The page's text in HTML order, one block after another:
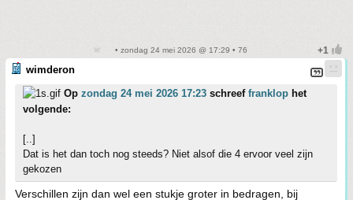
• zondag 24 mei 2026 @ 17:29 • 76
wimderon
Op zondag 24 mei 2026 17:23 schreef franklop het
volgende:
[..]
Dat is het dan toch nog steeds? Niet alsof die 4 ervoor veel zijn
gekozen
Verschillen zijn dan wel een stukje groter in bedragen, bij